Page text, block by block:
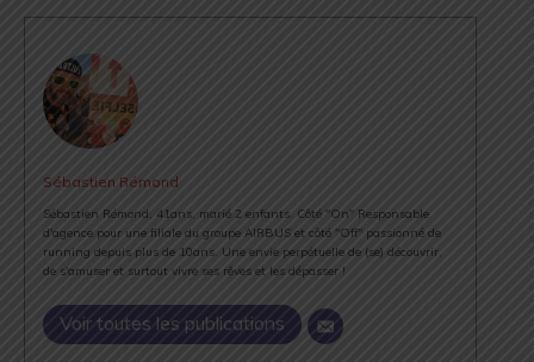
Sébastien Rémond
Sébastien Rémond, 41ans, marié 2 enfants. Côté "On" Responsable
d'agence pour une filiale du groupe AIRBUS et côté "Off" passionné de
running depuis plus de 10ans. Une envie perpétuelle de (se) découvrir,
de s'amuser et surtout vivre ses rêves et les dépasser !
Voir toutes les publications